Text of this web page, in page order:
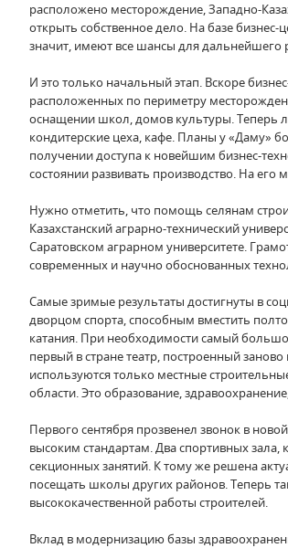
расположено месторождение, Западно-
открыть собственное дело. На базе
значит, имеют все шансы для дальнейшего
И это только начальный этап. Вскоре
расположенных по периметру
оснащении школ, домов культуры. Теперь
кондитерские цеха, кафе. Планы у «Даму»
получении доступа к новейшим бизнес-
состоянии развивать производство. На
Нужно отметить, что помощь селянам
Казахстанский аграрно-технический
Саратовском аграрном университете.
современных и научно обоснованных
Самые зримые результаты достигнуты в
дворцом спорта, способным вместить
катания. При необходимости самый
первый в стране театр, построенный
используются только местные
области. Это образование,
Первого сентября прозвенел звонок в
высоким стандартам. Два спортивных
секционных занятий. К тому же решена
посещать школы других районов. Теперь
высококачественной работы строителей.
Вклад в модернизацию базы